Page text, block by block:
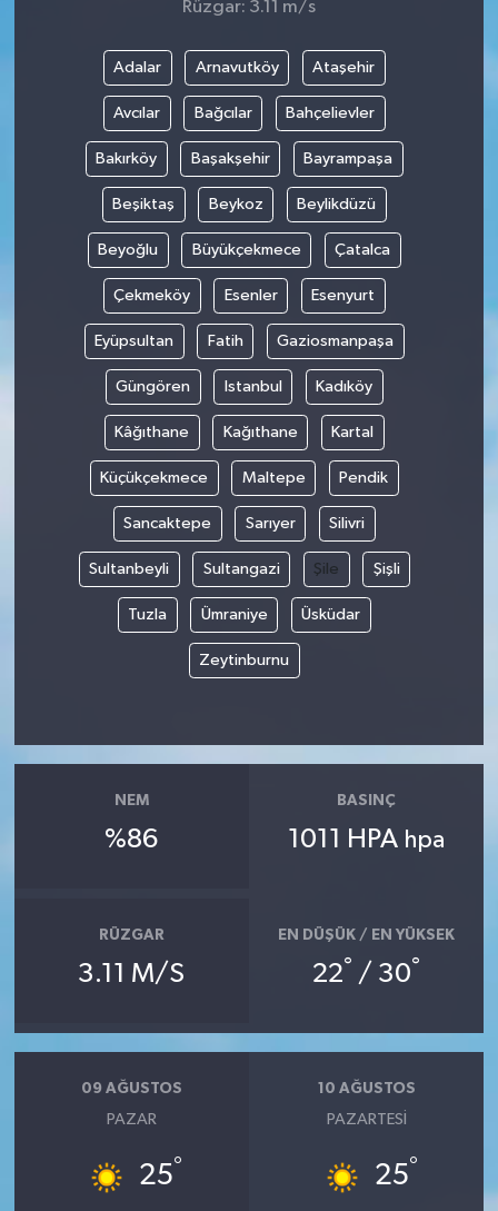
Rüzgar: 3.11 m/s
Adalar Arnavutköy Ataşehir
Avcılar Bağcılar Bahçelievler
Bakırköy Başakşehir Bayrampaşa
Beşiktaş Beykoz Beylikdüzü
Beyoğlu Büyükçekmece Çatalca
Çekmeköy Esenler Esenyurt
Eyüpsultan Fatih Gaziosmanpaşa
Güngören Istanbul Kadıköy
Kâğıthane Kağıthane Kartal
Küçükçekmece Maltepe Pendik
Sancaktepe Sarıyer Silivri
Sultanbeyli Sultangazi Şile Şişli
Tuzla Ümraniye Üsküdar
Zeytinburnu
NEM
%86
BASINÇ
1011 HPA hpa
RÜZGAR
3.11 M/S
EN DÜŞÜK / EN YÜKSEK
22° / 30°
09 AĞUSTOS
PAZAR
25°
10 AĞUSTOS
PAZARTESI
25°